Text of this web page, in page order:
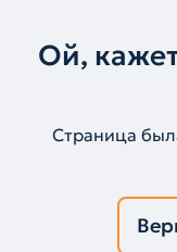
Ой,
Страница